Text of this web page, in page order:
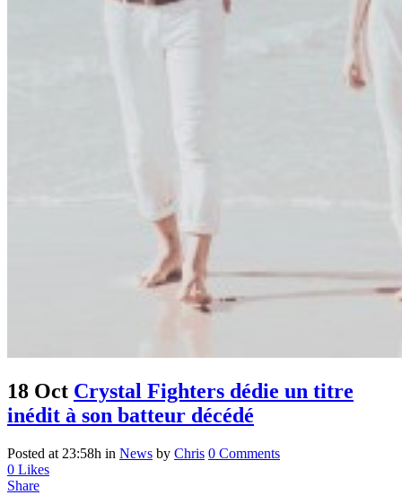
18 Oct Crystal Fighters dédie un titre
inédit à son batteur décédé
Posted at 23:58h in News by Chris 0 Comments
0 Likes
Share